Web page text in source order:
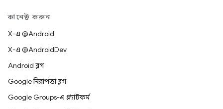
কানেক্ট করুন
X-এ @Android
X-এ @AndroidDev
Android ব্লগ
Google নিরাপত্তা ব্লগ
Google Groups-এ প্ল্যাটফর্ম